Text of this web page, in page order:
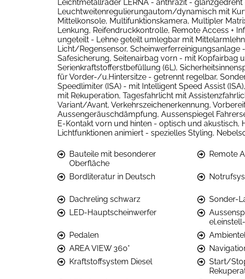
Leichtmetallräder LERNA - anthrazit -
Leuchtweitenregulierungautom/dynamisch mit
Mittelkonsole, Multifunktionskamera, Multipler
Lenkung, Reifendruckkontrolle, Remote Access +
ungeteilt - Lehne geteilt umlegbar mit
Licht/Regensensor,
Safesicherung, Seitenairbag vorn - mit Kopfairbag
Serienkraftstofferstbefüllung (6L),
für Vorder-/u.Hintersitze - getrennt regelbar,
Speedlimiter (ISA) - mit Intelligent Speed Assist
mit Rekuperation, Tagesfahrlicht mit
Variant/Avant, Verkehrszeichenerkennung,
Aussengeräuschdämpfung, Aussenspiegel
E-Kontakt vorn und hinten - optisch und akustisch,
Lichtfunktionen animiert - spezielles Styling,
Bauteile mit besonderer
Oberfläche
Remote
Bordliteratur in Deutsch
Dachreling schwarz
Sonder-
LED-Hauptscheinwerfer
Pedalen
AREA VIEW 360°
Kraftstoffsystem Diesel
Start/